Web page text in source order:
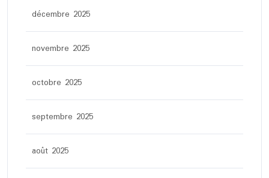
décembre 2025
novembre 2025
octobre 2025
septembre 2025
août 2025